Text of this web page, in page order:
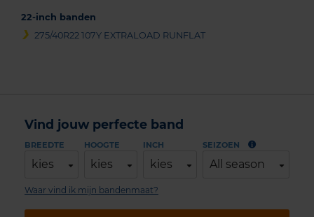
22-inch banden
275/40R22 107Y EXTRALOAD RUNFLAT
Vind jouw perfecte band
BREEDTE
kies
HOOGTE
kies
INCH
kies
SEIZOEN
All season
Waar vind ik mijn bandenmaat?